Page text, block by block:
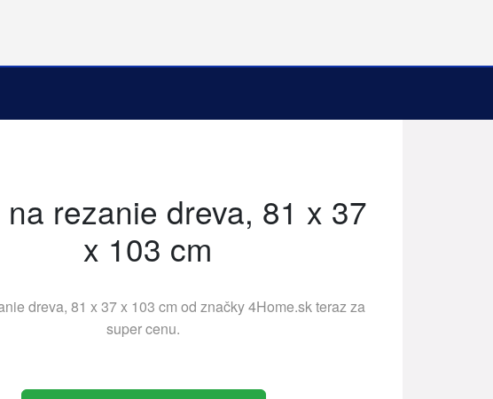
na rezanie dreva, 81 x 37
x 103 cm
dreva, 81 x 37 x 103 cm od značky4Home.skteraz za
super cenu.